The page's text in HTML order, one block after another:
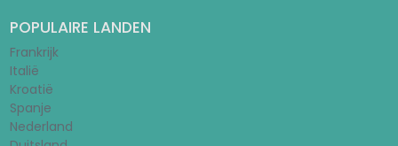
POPULAIRE LANDEN
Frankrijk
Italië
Kroatië
Spanje
Nederland